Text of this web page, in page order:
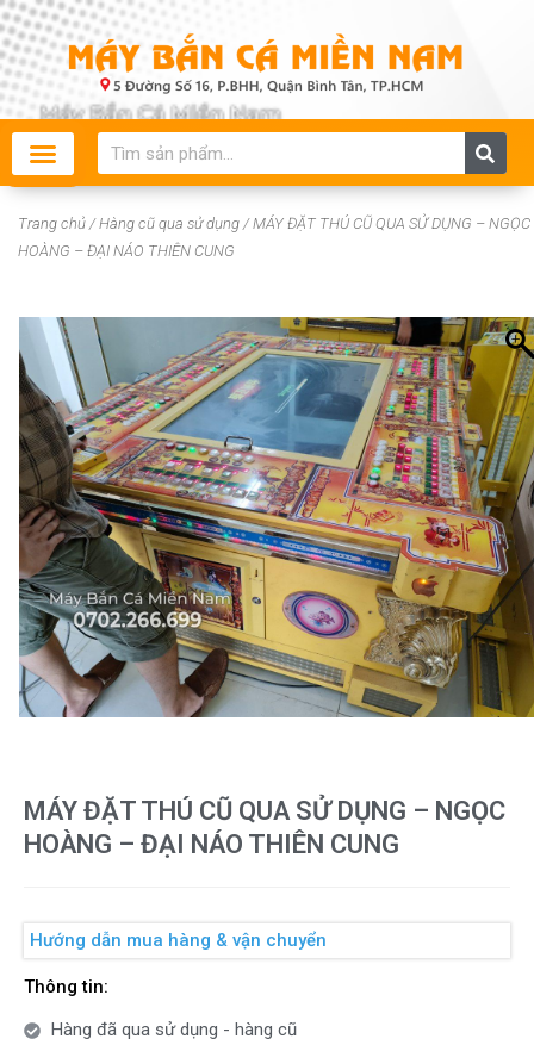
Skip
to
content
Search
Trang chủ /Hàng cũ qua sử dụng / MÁY ĐẶT THÚ CŨ QUA SỬ DỤNG – NGỌC
HOÀNG – ĐẠI NÁO THIÊN CUNG
MÁY ĐẶT THÚ CŨ QUA SỬ DỤNG – NGỌC
HOÀNG – ĐẠI NÁO THIÊN CUNG
Hướng dẫn mua hàng & vận chuyển
Thông tin:
Hàng đã qua sử dụng - hàng cũ